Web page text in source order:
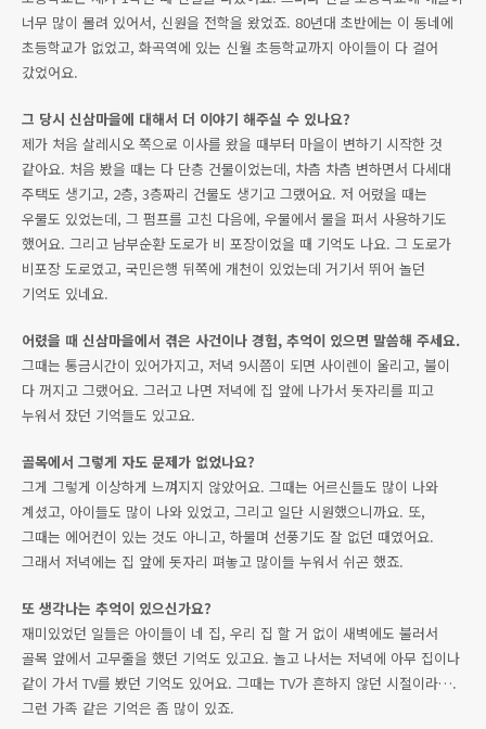
너무 많이 몰려 있어서, 신원을 전학을 왔었죠. 80년대 초반에는 이 동네에
초등학교가 없었고, 화곡역에 있는 신월 초등학교까지 아이들이 다 걸어
갔었어요.
그 당시 신삼마을에 대해서 더 이야기 해주실 수 있나요?
제가 처음 살레시오 쪽으로 이사를 왔을 때부터 마을이 변하기 시작한 것
같아요. 처음 봤을 때는 다 단층 건물이었는데, 차츰 차츰 변하면서 다세대
주택도 생기고, 2층, 3층짜리 건물도 생기고 그랬어요. 저 어렸을 때는
우물도 있었는데, 그 펌프를 고친 다음에, 우물에서 물을 퍼서 사용하기도
했어요. 그리고 남부순환 도로가 비 포장이었을 때 기억도 나요. 그 도로가
비포장 도로였고, 국민은행 뒤쪽에 개천이 있었는데 거기서 뛰어 놀던
기억도 있네요.
어렸을 때 신삼마을에서 겪은 사건이나 경험, 추억이 있으면 말씀해 주세요.
그때는 통금시간이 있어가지고, 저녁 9시쯤이 되면 사이렌이 울리고, 불이
다 꺼지고 그랬어요. 그러고 나면 저녁에 집 앞에 나가서 돗자리를 피고
누워서 잤던 기억들도 있고요.
골목에서 그렇게 자도 문제가 없었나요?
그게 그렇게 이상하게 느껴지지 않았어요. 그때는 어르신들도 많이 나와
계셨고, 아이들도 많이 나와 있었고, 그리고 일단 시원했으니까요. 또,
그때는 에어컨이 있는 것도 아니고, 하물며 선풍기도 잘 없던 때였어요.
그래서 저녁에는 집 앞에 돗자리 펴놓고 많이들 누워서 쉬곤 했죠.
또 생각나는 추억이 있으신가요?
재미있었던 일들은 아이들이 네 집, 우리 집 할 거 없이 새벽에도 불러서
골목 앞에서 고무줄을 했던 기억도 있고요. 놀고 나서는 저녁에 아무 집이나
같이 가서 TV를 봤던 기억도 있어요. 그때는 TV가 흔하지 않던 시절이라….
그런 가족 같은 기억은 좀 많이 있죠.